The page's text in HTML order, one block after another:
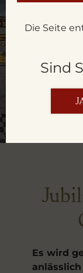
Die Seite
Sind
Es wird